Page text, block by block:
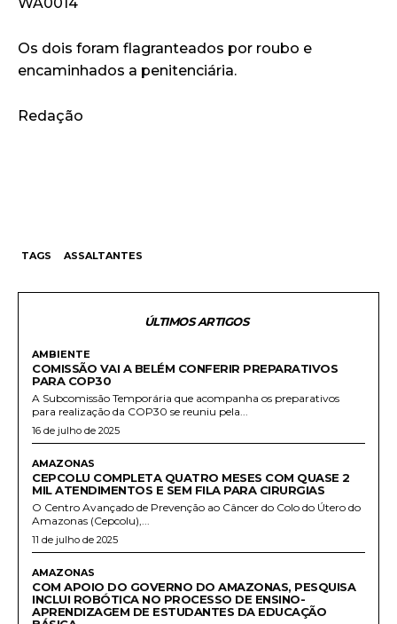
Os dois foram flagranteados por roubo e
encaminhados a penitenciária.
Redação
TAGS ASSALTANTES
ÚLTIMOS ARTIGOS
AMBIENTE
COMISSÃO VAI A BELÉM CONFERIR PREPARATIVOS
PARA COP30
A Subcomissão Temporária que acompanha os preparativos
para realização da COP30 se reuniu pela...
16 de julho de 2025
AMAZONAS
CEPCOLU COMPLETA QUATRO MESES COM QUASE 2
MIL ATENDIMENTOS E SEM FILA PARA CIRURGIAS
O Centro Avançado de Prevenção ao Câncer do Colo do Útero do
Amazonas (Cepcolu),...
11 de julho de 2025
AMAZONAS
COM APOIO DO GOVERNO DO AMAZONAS, PESQUISA
INCLUI ROBÓTICA NO PROCESSO DE ENSINO-
APRENDIZAGEM DE ESTUDANTES DA EDUCAÇÃO